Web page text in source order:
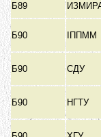
Б89
Б90 ІППММ
Б90 СДУ
Б90 НГТУ